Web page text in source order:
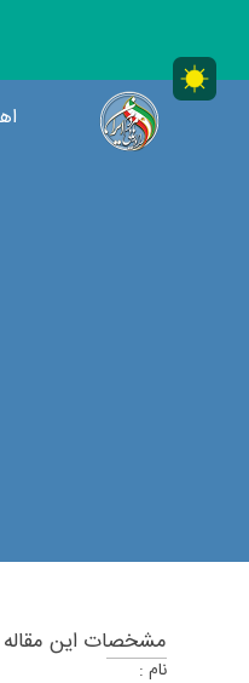
مشخصات این مقاله
نام :